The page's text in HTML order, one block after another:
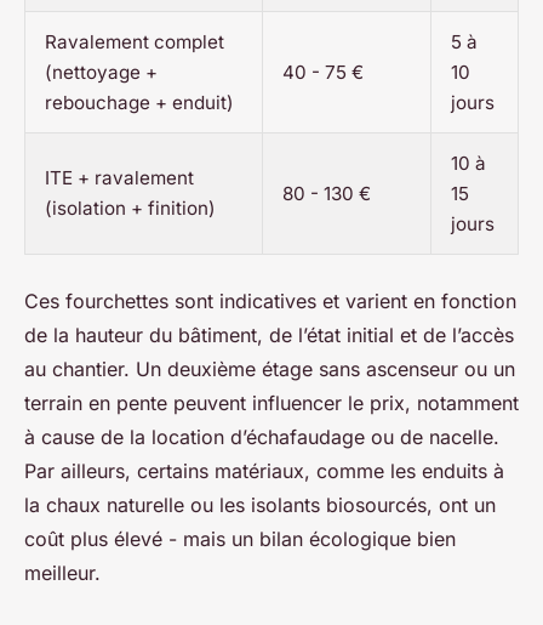
Ravalement complet
(nettoyage +
rebouchage + enduit)
40 - 75 €
5 à
10
jours
ITE + ravalement
(isolation + finition)
80 - 130 €
10 à
15
jours
Ces fourchettes sont indicatives et varient en fonction
de la hauteur du bâtiment, de l’état initial et de l’accès
au chantier. Un deuxième étage sans ascenseur ou un
terrain en pente peuvent influencer le prix, notamment
à cause de la location d’échafaudage ou de nacelle.
Par ailleurs, certains matériaux, comme les enduits à
la chaux naturelle ou les isolants biosourcés, ont un
coût plus élevé - mais un bilan écologique bien
meilleur.